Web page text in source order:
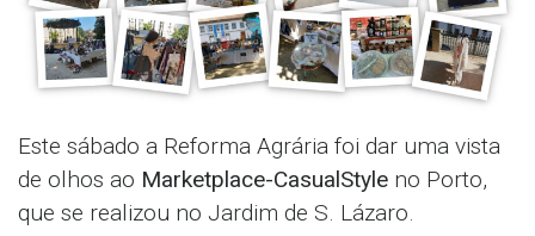
Este sábado a Reforma Agrária foi dar uma vista
de olhos ao Marketplace-CasualStyle no Porto,
que se realizou no Jardim de S. Lázaro.